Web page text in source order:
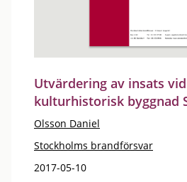
Utvärdering av insats
kulturhistorisk byggnad
Olsson Daniel
Stockholms brandförsvar
2017-05-10